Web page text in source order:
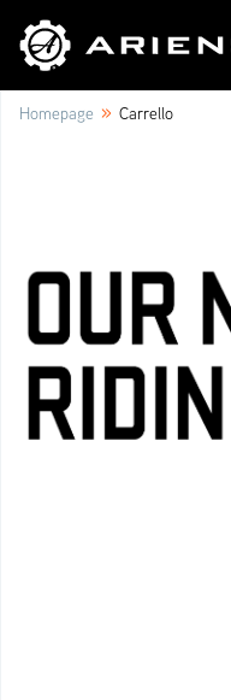
Homepage » Carrello